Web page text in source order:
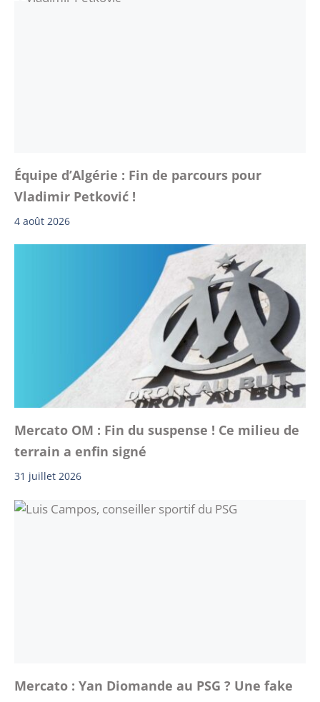
Équipe d’Algérie : Fin de parcours pour
Vladimir Petković !
4 août 2026
Mercato OM : Fin du suspense ! Ce milieu de
terrain a enfin signé
31 juillet 2026
Mercato : Yan Diomande au PSG ? Une fake